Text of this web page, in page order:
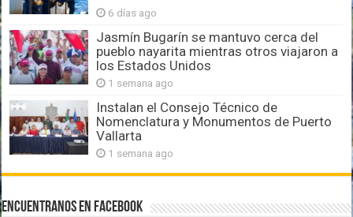
6 días ago
Jasmín Bugarín se mantuvo cerca del
pueblo nayarita mientras otros viajaron a
los Estados Unidos
1 semana ago
Instalan el Consejo Técnico de
Nomenclatura y Monumentos de Puerto
Vallarta
1 semana ago
Encuentranos en Facebook